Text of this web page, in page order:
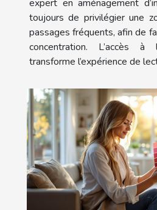
expert en aménagement
toujours de privilégier une
passages fréquents, afin de
concentration. L’accès
transforme l’expérience de